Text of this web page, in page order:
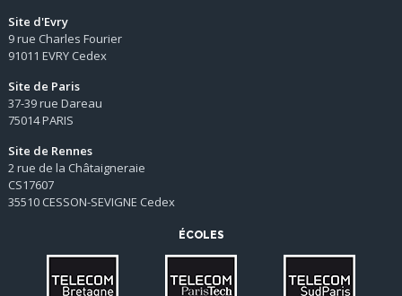
Site d'Evry
9 rue Charles Fourier
91011 EVRY Cedex
Site de Paris
37-39 rue Dareau
75014 PARIS
Site de Rennes
2 rue de la Châtaigneraie
CS17607
35510 CESSON-SEVIGNE Cedex
ÉCOLES